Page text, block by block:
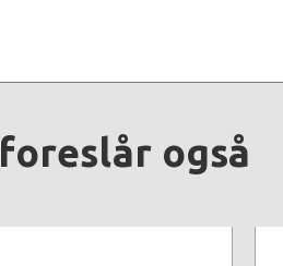
også